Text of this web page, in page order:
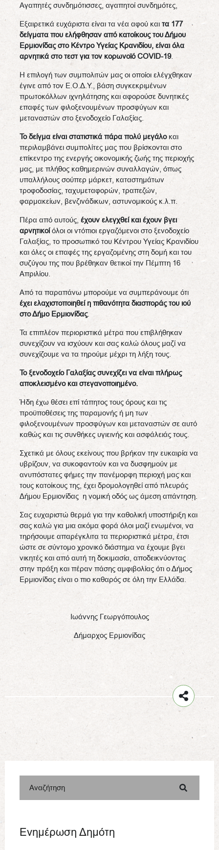
Αγαπητές συνδημότισσες, αγαπητοί συνδημότες,
Εξαιρετικά ευχάριστα είναι τα νέα αφού και τα 177
δείγματα που ελήφθησαν από κατοίκους του Δήμου
Ερμιονίδας στο Κέντρο Υγείας Κρανιδίου, είναι όλα
αρνητικά στο τεστ για τον κορωνοϊόCOVID-19.
Η επιλογή των συμπολιτών μας οι οποίοι ελέγχθηκαν
έγινε από τον Ε.Ο.Δ.Υ., βάση συγκεκριμένων
πρωτοκόλλων ιχνηλάτησης και αφορούσε δυνητικές
επαφές των φιλοξενουμένων προσφύγων και
μεταναστών στο ξενοδοχείο Γαλαξίας.
Το δείγμα είναι στατιστικά πάρα πολύ μεγάλοκαι
περιλαμβάνει συμπολίτες μας που βρίσκονται στο
επίκεντρο της ενεργής οικονομικής ζωής της περιοχής
μας, με πλήθος καθημερινών συναλλαγών, όπως
υπαλλήλους σούπερ μάρκετ, καταστημάτων
τροφοδοσίας, ταχυμεταφορών, τραπεζών,
φαρμακείων, βενζινάδικων, αστυνομικούς κ.λ.π.
Πέρα από αυτούς, έχουν ελεγχθεί και έχουν βγει
αρνητικοίόλοι οι ντόπιοι εργαζόμενοι στο ξενοδοχείο
Γαλαξίας, το προσωπικό του Κέντρου Υγείας Κρανιδίου
και όλες οι επαφές της εργαζομένης στη δομή και του
συζύγου της που βρέθηκαν θετικοί την Πέμπτη 16
Απριλίου.
Από τα παραπάνω μπορούμε να συμπεράνουμε ότι
έχει ελαχιστοποιηθεί η πιθανότητα διασποράς του ιού
στο Δήμο Ερμιονίδας.
Τα επιπλέον περιοριστικά μέτρα που επιβλήθηκαν
συνεχίζουν να ισχύουν και σας καλώ όλους μαζί να
συνεχίζουμε να τα τηρούμε μέχρι τη λήξη τους.
Το ξενοδοχείο Γαλαξίας συνεχίζει να είναι πλήρως
αποκλεισμένο και στεγανοποιημένο.
Ήδη έχω θέσει επί τάπητος τους όρους και τις
προϋποθέσεις της παραμονής ή μη των
φιλοξενουμένων προσφύγων και μεταναστών σε αυτό
καθώς και τις συνθήκες υγιεινής και ασφάλειάς τους.
Σχετικά με όλους εκείνους που βρήκαν την ευκαιρία να
υβρίζουν, να συκοφαντούν και να δυσφημούν με
ανυπόστατες φήμες την πανέμορφη περιοχή μας και
τους κατοίκους της, έχει δρομολογηθεί από πλευράς
Δήμου Ερμιονίδας η νομική οδός ως άμεση απάντηση.
Σας ευχαριστώ θερμά για την καθολική υποστήριξη και
σας καλώ για μια ακόμα φορά όλοι μαζί ενωμένοι, να
τηρήσουμε απαρέγκλιτα τα περιοριστικά μέτρα, έτσι
ώστε σε σύντομο χρονικό διάστημα να έχουμε βγει
νικητές και από αυτή τη δοκιμασία, αποδεικνύοντας
στην πράξη και πέραν πάσης αμφιβολίας ότι ο Δήμος
Ερμιονίδας είναι ο πιο καθαρός σε όλη την Ελλάδα.
Ιωάννης Γεωργόπουλος
Δήμαρχος Ερμιονίδας
Αναζήτηση
Ενημέρωση Δημότη